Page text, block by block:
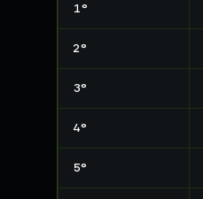
1°
2°
3°
4°
5°